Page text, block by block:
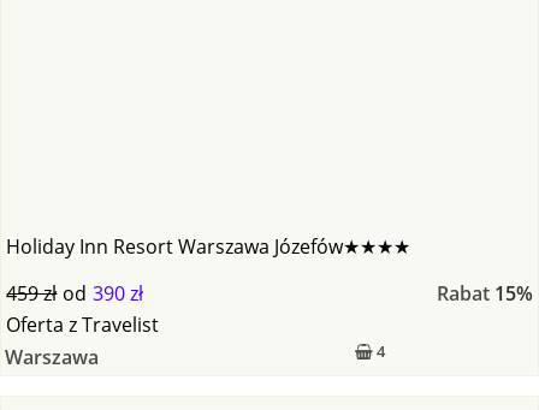
Holiday Inn Resort Warszawa Józefów★★★★
459 zł od 390 zł Rabat 15%
4
Oferta zTravelist
Warszawa